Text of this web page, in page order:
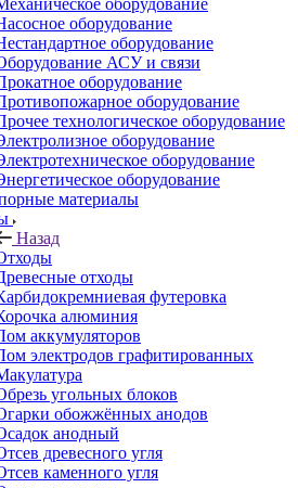
оборудование
оборудование
оборудование
АСУ и связи
оборудование
оборудование
технологическое оборудование
оборудование
оборудование
оборудование
материалы
Назад
отходы
футеровка
алюминия
аккумуляторов
электродов графитированных
угольных блоков
обожжённых анодов
анодный
древесного угля
каменного угля